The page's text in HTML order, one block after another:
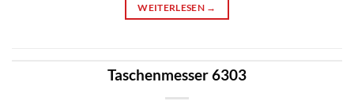
WEITERLESEN →
Taschenmesser 6303